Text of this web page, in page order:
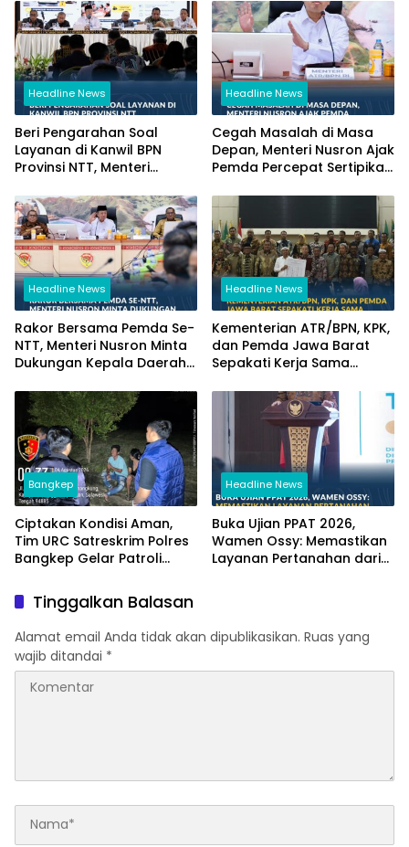
Headline News
Beri Pengarahan Soal
Layanan di Kanwil BPN
Provinsi NTT, Menteri
Pandang Masyarakat
Headline News
Cegah Masalah di Masa
Depan, Menteri Nusron Ajak
Pemda Percepat Sertipikasi
NTT
Headline News
Rakor Bersama Pemda Se-
NTT, Menteri Nusron Minta
Dukungan Kepala Daerah
Layanan Pertanahan
Headline News
Kementerian ATR/BPN, KPK,
dan Pemda Jawa Barat
Sepakati Kerja Sama
Korupsi serta Penguatan
Ekonomi Daerah
Bangkep
Ciptakan Kondisi Aman,
Tim URC Satreskrim Polres
Bangkep Gelar Patroli
Headline News
Buka Ujian PPAT 2026,
Wamen Ossy: Memastikan
Layanan Pertanahan dari
Tinggalkan Balasan
Alamat email Anda tidak akan dipublikasikan. Ruas yang
wajib ditandai *